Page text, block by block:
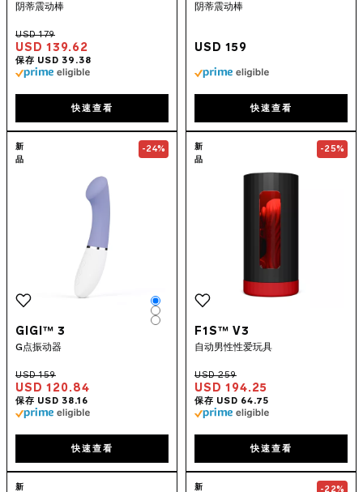
阴蒂震动棒
USD 139.62
快速查看
阴蒂震动棒
USD 159
快速查看
Go to theGIGI™ 3page
新
品
-24%
GIGI™ 3
G点振动器
USD 120.84
Color
Color
Color
快速查看
Go to the
新
品
-25%
F1S™ V3
自动男性性爱玩具
USD 194.25
快速查看
HUGO™ 2
新 Go to the
新 -22%